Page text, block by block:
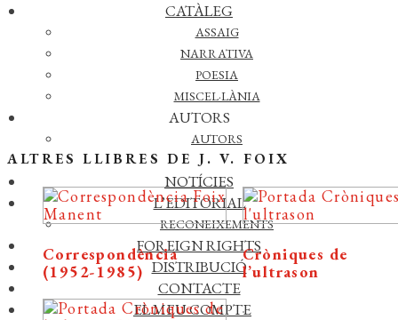
CATÀLEG
ASSAIG
NARRATIVA
POESIA
MISCEL·LÀNIA
AUTORS
AUTORS
TRADUCTORS
NOTÍCIES
L’EDITORIAL
RECONEIXEMENTS
FOREIGN RIGHTS
DISTRIBUCIÓ
CONTACTE
EL MEU COMPTE
IDIOMA:
Coberta del llibre
ALTRES LLIBRES DE J. V. FOIX
Correspondència
(1952-1985)
Cròniques de
l’ultrason